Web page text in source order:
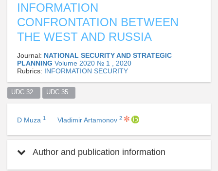
INFORMATION
CONFRONTATION BETWEEN
THE WEST AND RUSSIA
Journal: NATIONAL SECURITY AND STRATEGIC
PLANNING Volume 2020 № 1 , 2020
Rubrics: INFORMATION SECURITY
UDC 32 UDC 35
D Muza 1 Vladimir Artamonov 2
Author and publication information